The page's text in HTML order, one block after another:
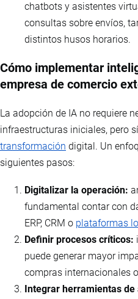
chatbots y asistentes
consultas sobre envíos,
distintos husos horarios.
Cómo implementar
empresa de comercio
La adopción de IA no requiere
infraestructuras iniciales, pero
transformación digital. Un
siguientes pasos:
Digitalizar la operación:
fundamental contar con
ERP, CRM o plataformas
Definir procesos críticos:
puede generar mayor
compras internacionales
Integrar herramientas